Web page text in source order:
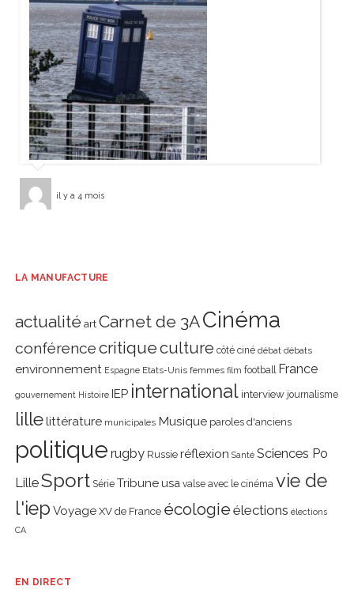
il y a 4 mois
LA MANUFACTURE
actualité art Carnet de 3ACinéma
conférencecritiqueculture côté ciné débat débats
environnement Espagne Etats-Unis femmes film football France
gouvernement Histoire IEP international interview journalisme
lillelittérature municipales Musique paroles d'anciens
politique rugby Russie réflexion Santé Sciences Po
LilleSport Série Tribune usa valse avec le cinéma vie de
l'iep Voyage XV de France écologie élections élections
CA
EN DIRECT